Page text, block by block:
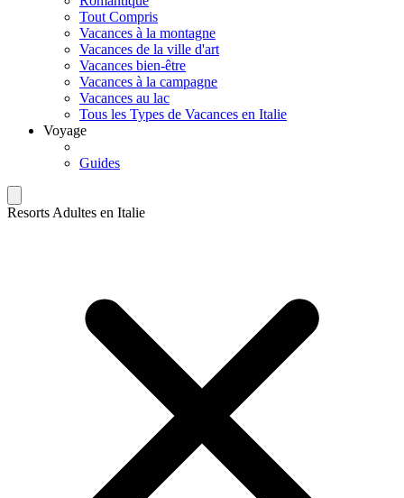
Tout Compris
Vacances à la montagne
Vacances de la ville d'art
Vacances bien-être
Vacances à la campagne
Vacances au lac
Tous les Types de Vacances en Italie
Voyage
Guides
Resorts Adultes en Italie